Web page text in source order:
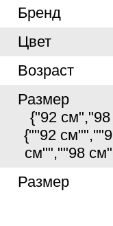
Бренд
Цвет
Возраст
Размер
{"92
{""92
см"",""98
Размер